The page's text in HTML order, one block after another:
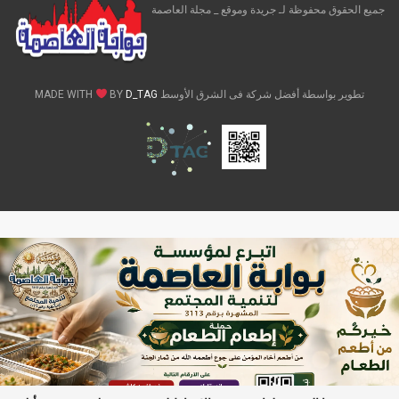
جميع الحقوق محفوظة لـ جريدة وموقع _ مجلة العاصمة
تطوير بواسطة أفضل شركة فى الشرق الأوسط MADE WITH BY D_TAG